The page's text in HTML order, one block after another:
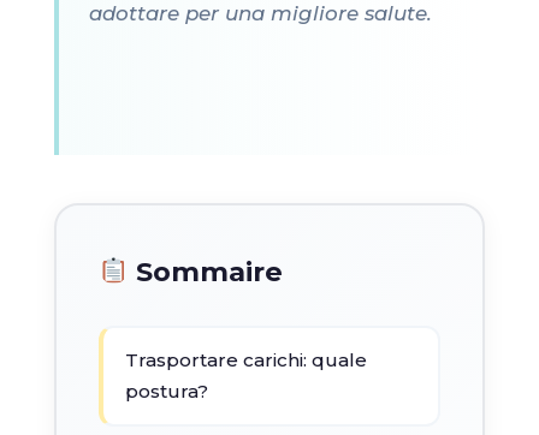
adottare per una migliore salute.
Sommaire
Trasportare carichi: quale
postura?